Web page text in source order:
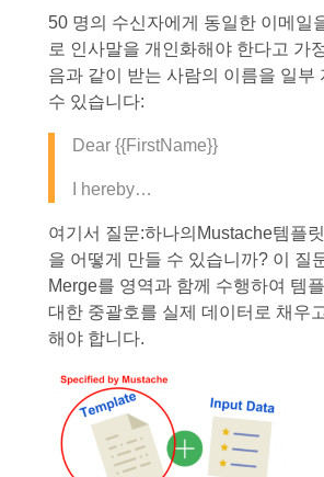
50 명의 수신자에게 동일한 이메일
로 인사말을 개인화해야 한다고 가
음과 같이 받는 사람의 이름을 일부
수 있습니다:
Dear {{FirstName}}
I hereby…
여기서 질문:하나의Mustache템플
을 어떻게 만들 수 있습니까? 이 질
Merge를 영역과 함께 수행하여 템
대한 중괄호를 실제 데이터로 채우
해야 합니다.